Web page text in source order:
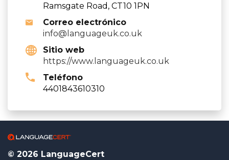
Ramsgate Road, CT10 1PN
Correo electrónico
info@languageuk.co.uk
Sitio web
https://www.languageuk.co.uk
Teléfono
4401843610310
© 2026 LanguageCert